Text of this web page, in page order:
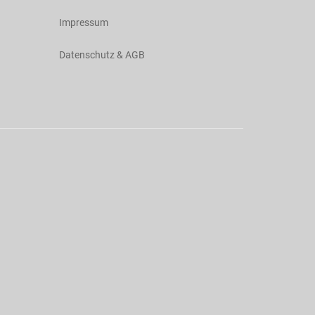
Impressum
Datenschutz & AGB